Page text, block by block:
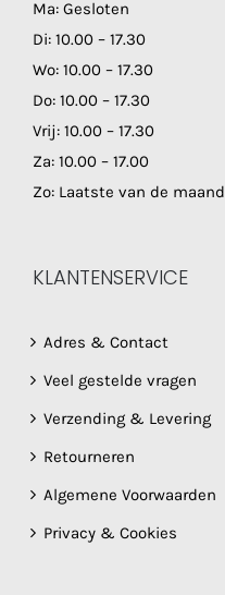
Ma: Gesloten
Di: 10.00 – 17.30
Wo: 10.00 – 17.30
Do: 10.00 – 17.30
Vrij: 10.00 – 17.30
Za: 10.00 – 17.00
Zo: Laatste van de maand
KLANTENSERVICE
Adres & Contact
Veel gestelde vragen
Verzending & Levering
Retourneren
Algemene Voorwaarden
Privacy & Cookies